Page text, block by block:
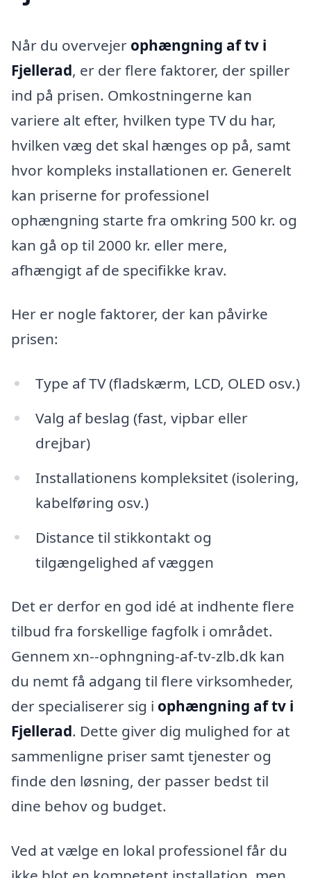
Når du overvejer ophængning af tv i
Fjellerad, er der flere faktorer, der spiller
ind på prisen. Omkostningerne kan
variere alt efter, hvilken type TV du har,
hvilken væg det skal hænges op på, samt
hvor kompleks installationen er. Generelt
kan priserne for professionel
ophængning starte fra omkring 500 kr. og
kan gå op til 2000 kr. eller mere,
afhængigt af de specifikke krav.
Her er nogle faktorer, der kan påvirke
prisen:
Type af TV (fladskærm, LCD, OLED osv.)
Valg af beslag (fast, vipbar eller
drejbar)
Installationens kompleksitet (isolering,
kabelføring osv.)
Distance til stikkontakt og
tilgængelighed af væggen
Det er derfor en god idé at indhente flere
tilbud fra forskellige fagfolk i området.
Gennem xn--ophngning-af-tv-zlb.dk kan
du nemt få adgang til flere virksomheder,
der specialiserer sig i ophængning af tv i
Fjellerad. Dette giver dig mulighed for at
sammenligne priser samt tjenester og
finde den løsning, der passer bedst til
dine behov og budget.
Ved at vælge en lokal professionel får du